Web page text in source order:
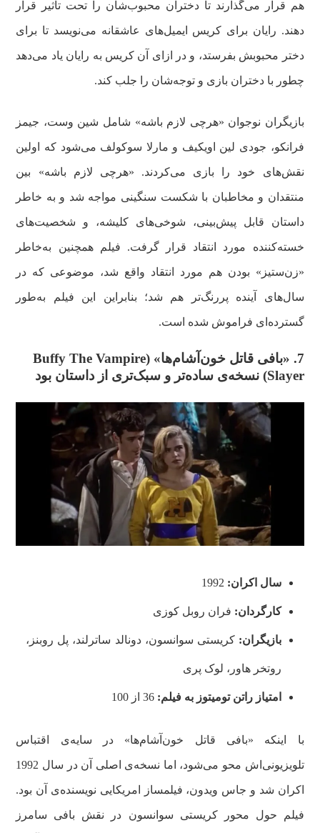
هم قرار می‌گذارند تا دختران محبوب‌شان را تحت تأثیر قرار
دهند. رایان برای کریس ایمیل‌های عاشقانه می‌نویسد تا برای
دختر محبوبش بفرستد، و در ازای آن کریس به رایان یاد می‌دهد
چطور با دختران بازی و توجه‌شان را جلب کند.
بازیگران نوجوان «هرچی لازم باشه» شامل شین وست، جیمز
فرانکو، جودی لین اویکیف و مارلا سوکولف می‌شود که اولین
نقش‌های خود را بازی می‌کردند. «هرچی لازم باشه» بین
منتقدان و مخاطبان با شکست سنگینی مواجه شد و به‌ خاطر
داستان قابل پیش‌بینی، شوخی‌های کلیشه، و شخصیت‌های
خسته‌کننده مورد انتقاد قرار گرفت. فیلم همچنین به‌خاطر
«زن‌ستیز» بودن هم مورد انتقاد واقع شد، موضوعی که در
سال‌های آینده پررنگ‌تر هم شد؛ بنابراین این فیلم به‌طور
گسترده‌ای فراموش شده است.
7. «بافی قاتل خون‌آشام‌ها» (
Buffy The Vampire
Slayer
)نسخه‌ی ساده‌تر و سبک‌تری از داستان بود
سال اکران: 1992
کارگردان: فران روبل کوزی
بازیگران: کریستی سوانسون، دونالد ساترلند، پل روبنز،
روتخر هاور، لوک پری
امتیاز راتن تومیتوز به فیلم:
با اینکه «بافی قاتل خون‌آشام‌ها» در سایه‌ی اقتباس
تلویزیونی‌اش محو می‌شود، اما نسخه‌ی اصلی آن در سال 1992
اکران شد و جاس ویدون، فیلمساز امریکایی نویسنده‌ی آن بود.
فیلم حول محور کریستی سوانسون در نقش بافی سامرز